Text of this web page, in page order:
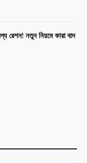
রেশন! নতুন নিয়মে কারা বাদ